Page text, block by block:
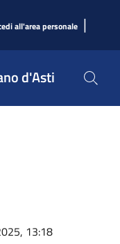
all'area personale |
d'Asti
13:18